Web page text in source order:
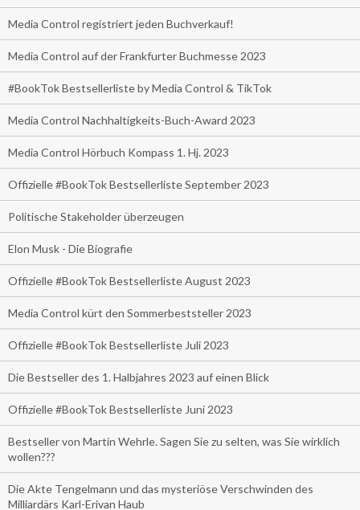
Media Control registriert jeden Buchverkauf!
Media Control auf der Frankfurter Buchmesse 2023
#BookTok Bestsellerliste by Media Control & TikTok
Media Control Nachhaltigkeits-Buch-Award 2023
Media Control Hörbuch Kompass 1. Hj. 2023
Offizielle #BookTok Bestsellerliste September 2023
Politische Stakeholder überzeugen
Elon Musk - Die Biografie
Offizielle #BookTok Bestsellerliste August 2023
Media Control kürt den Sommerbeststeller 2023
Offizielle #BookTok Bestsellerliste Juli 2023
Die Bestseller des 1. Halbjahres 2023 auf einen Blick
Offizielle #BookTok Bestsellerliste Juni 2023
Bestseller von Martin Wehrle. Sagen Sie zu selten, was Sie wirklich
wollen???
Die Akte Tengelmann und das mysteriöse Verschwinden des
Milliardärs Karl-Erivan Haub